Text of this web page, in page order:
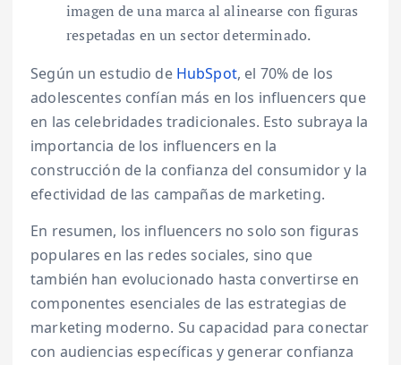
imagen de una marca al alinearse con figuras
respetadas en un sector determinado.
Según un estudio de HubSpot, el 70% de los
adolescentes confían más en los influencers que
en las celebridades tradicionales. Esto subraya la
importancia de los influencers en la
construcción de la confianza del consumidor y la
efectividad de las campañas de marketing.
En resumen, los influencers no solo son figuras
populares en las redes sociales, sino que
también han evolucionado hasta convertirse en
componentes esenciales de las estrategias de
marketing moderno. Su capacidad para conectar
con audiencias específicas y generar confianza